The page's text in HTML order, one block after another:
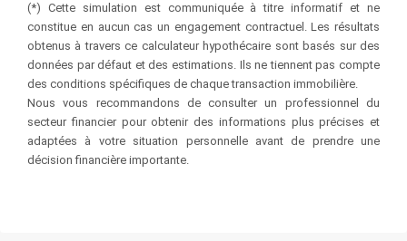
(*) Cette simulation est communiquée à titre informatif et ne
constitue en aucun cas un engagement contractuel. Les résultats
obtenus à travers ce calculateur hypothécaire sont basés sur des
données par défaut et des estimations. Ils ne tiennent pas compte
des conditions spécifiques de chaque transaction immobilière.
Nous vous recommandons de consulter un professionnel du
secteur financier pour obtenir des informations plus précises et
adaptées à votre situation personnelle avant de prendre une
décision financière importante.